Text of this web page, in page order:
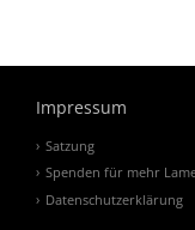
Impressum
Satzung
Spenden für mehr
Datenschutzerklärung